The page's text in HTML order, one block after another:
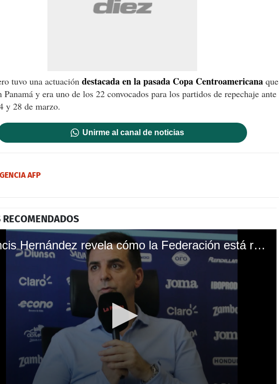
tuvo una actuación destacada en la pasada Copa Centroamericana que
Panamá y era uno de los 22 convocados para los partidos de repechaje ante
y 28 de marzo.
Unirme al canal de noticias
AFP
RECOMENDADOS
Francis Hernández revela cómo la Federación está reclutando talento en Europa para las selecciones